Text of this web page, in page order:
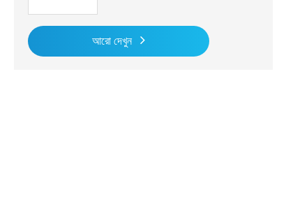
আরো দেখুন